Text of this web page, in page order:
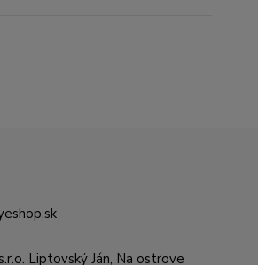
Liptovský Ján, Na ostrove